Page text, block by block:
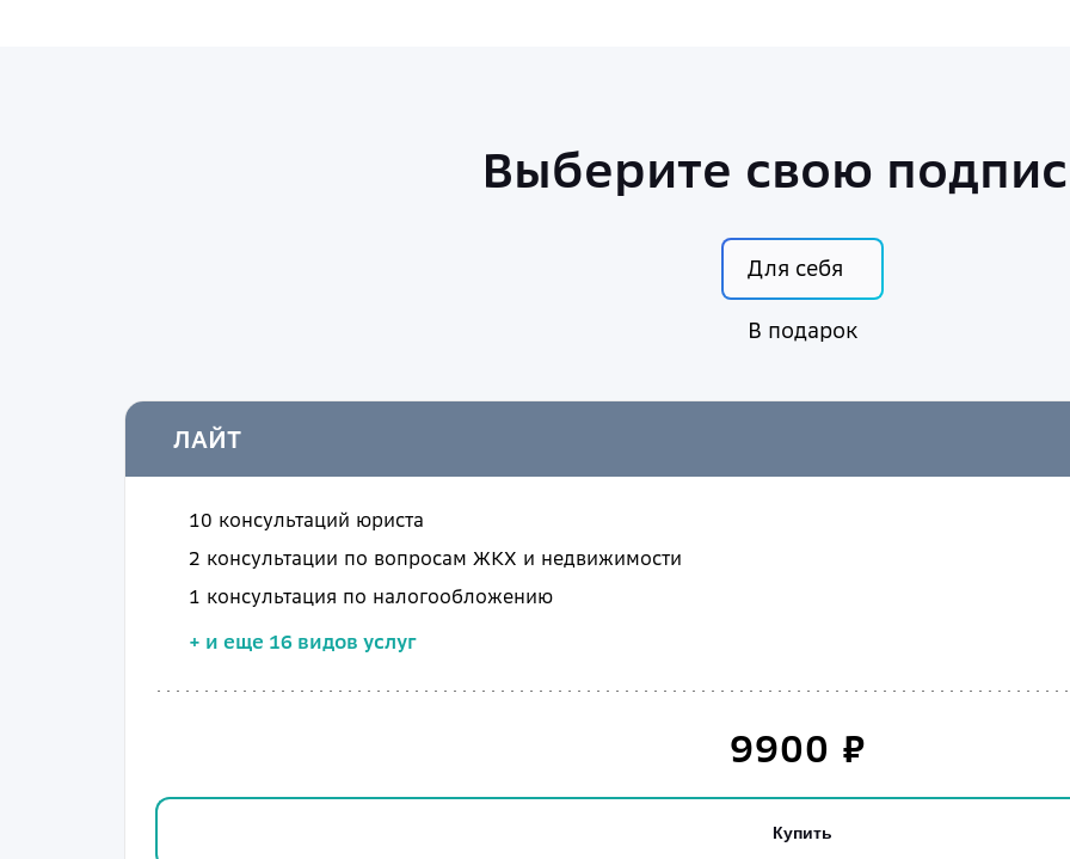
Выберите свою
Для себя
В подарок
ЛАЙТ
10 консультаций юриста
2 консультации по вопросам ЖКХ и недвижимости
1 консультация по налогообложению
+ и еще 16 видов услуг
9900 ₽
Купить